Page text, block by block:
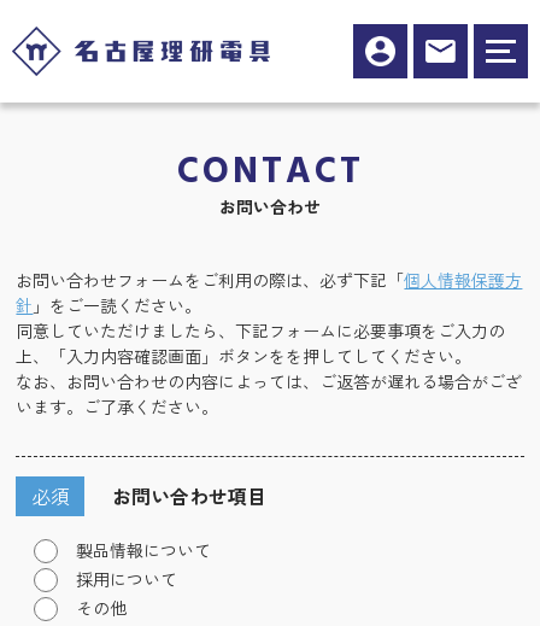
CONTACT
お問い合わせ
お問い合わせフォームをご利用の際は、必ず下記「個人情報保護方
針 」をご一読ください。
同意していただけましたら、下記フォームに必要事項をご入力の
上、「入力内容確認画面」ボタンをを押してしてください。
なお、お問い合わせの内容によっては、ご返答が遅れる場合がござ
います。ご了承ください。
お問い合わせ項目
必須
製品情報について
採用について
その他